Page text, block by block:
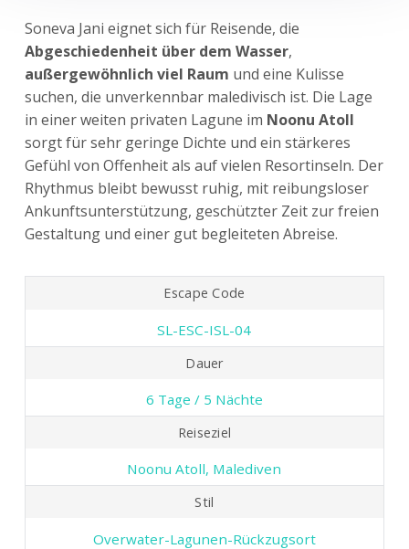
Soneva Jani eignet sich für Reisende, die
Abgeschiedenheit über dem Wasser,
außergewöhnlich viel Raum und eine Kulisse
suchen, die unverkennbar maledivisch ist. Die Lage
in einer weiten privaten Lagune im Noonu Atoll
sorgt für sehr geringe Dichte und ein stärkeres
Gefühl von Offenheit als auf vielen Resortinseln. Der
Rhythmus bleibt bewusst ruhig, mit reibungsloser
Ankunftsunterstützung, geschützter Zeit zur freien
Gestaltung und einer gut begleiteten Abreise.
Escape Code
SL-ESC-ISL-04
Dauer
6 Tage / 5 Nächte
Reiseziel
Noonu Atoll, Malediven
Stil
Overwater-Lagunen-Rückzugsort